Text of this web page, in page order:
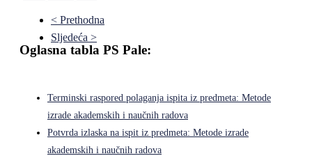
< Prethodna
Sljedeća >
Oglasna tabla PS Pale:
Terminski raspored polaganja ispita iz predmeta: Metode
izrade akademskih i naučnih radova
Potvrda izlaska na ispit iz predmeta: Metode izrade
akademskih i naučnih radova